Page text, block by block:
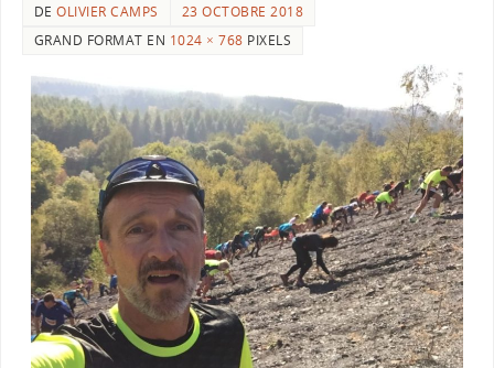
DEOLIVIER CAMPS
23 OCTOBRE 2018
GRAND FORMAT EN 1024 × 768 PIXELS